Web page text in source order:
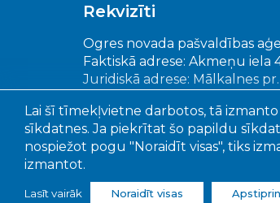
Rekvizīti
Ogres novada pašvaldības
Faktiskā adrese: Akmeņu iela
Juridiskā adrese: Mālkalnes pr.
Lai šī tīmekļvietne darbotos, tā
sīkdatnes. Ja piekrītat šo papildu
nospiežot pogu "Noraidīt visas", tiks
izmantot.
Lasīt vairāk Noraidīt visas